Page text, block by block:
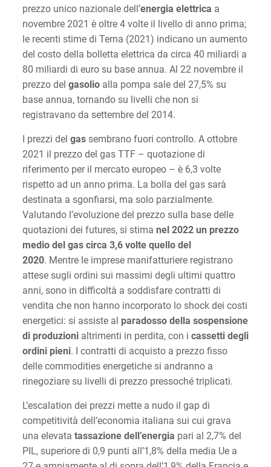
prezzo unico nazionale dell’energia elettrica a
novembre 2021 è oltre 4 volte il livello di anno prima;
le recenti stime di Terna (2021) indicano un aumento
del costo della bolletta elettrica da circa 40 miliardi a
80 miliardi di euro su base annua. Al 22 novembre il
prezzo del gasolioalla pompa sale del 27,5% su
base annua, tornando su livelli che non si
registravano da settembre del 2014.
I prezzi del gassembrano fuori controllo. A ottobre
2021 il prezzo del gas TTF – quotazione di
riferimento per il mercato europeo – è 6,3 volte
rispetto ad un anno prima. La bolla del gas sarà
destinata a sgonfiarsi, ma solo parzialmente.
Valutando l’evoluzione del prezzo sulla base delle
quotazioni dei futures, si stima nel 2022 un prezzo
medio del gas circa 3,6 volte quello del
2020. Mentre le imprese manifatturiere registrano
attese sugli ordini sui massimi degli ultimi quattro
anni, sono in difficoltà a soddisfare contratti di
vendita che non hanno incorporato lo shock dei costi
energetici: si assiste al paradosso della sospensione
di produzioni altrimenti in perdita, con i cassetti degli
ordini pieni. I contratti di acquisto a prezzo fisso
delle commodities energetiche si andranno a
rinegoziare su livelli di prezzo pressoché triplicati.
L’escalation dei prezzi mette a nudo il gap di
competitività dell’economia italiana sui cui grava
una elevata tassazione dell’energia pari al 2,7% del
PIL, superiore di 0,9 punti all’1,8% della media Ue a